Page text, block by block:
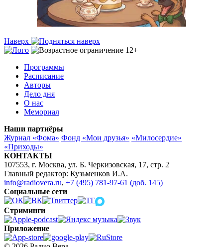
Наверх
Программы
Расписание
Авторы
Дело дня
О нас
Мемориал
Наши партнёры
Журнал «Фома» Фонд «Мои друзья» «Милосердие»
«Приходы»
КОНТАКТЫ
107553, г. Москва, ул. Б. Черкизовская, 17, стр. 2
Главный редактор: Кузьменков И.А.
info@radiovera.ru, +7 (495) 781-97-61 (доб. 145)
Социальные сети
Стриминги
Приложение